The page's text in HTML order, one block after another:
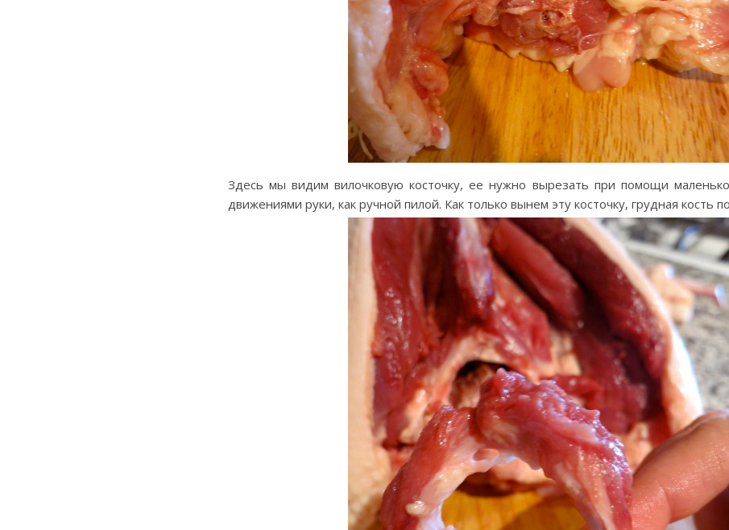
Здесь мы видим вилочковую косточку, ее нужно вырезать при помощи
движениями руки, как ручной пилой. Как только вынем эту косточку, грудная кость